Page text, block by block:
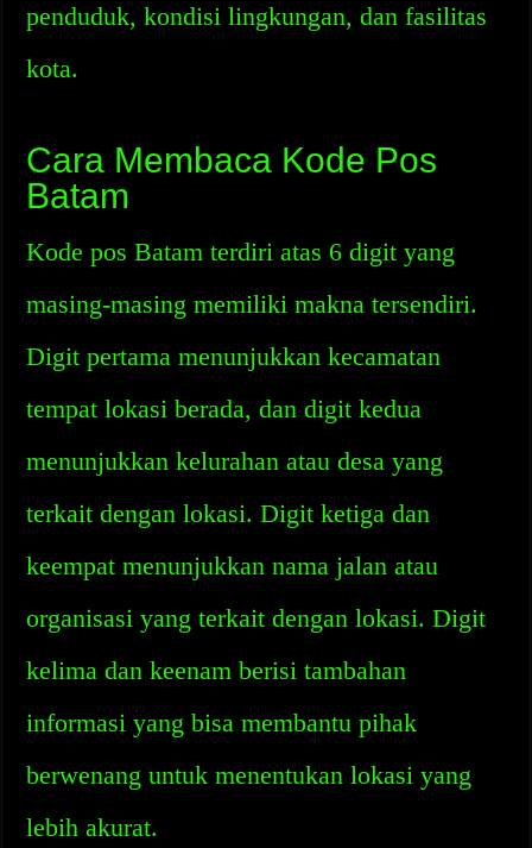
penduduk, kondisi lingkungan, dan fasilitas
kota.
Cara Membaca Kode Pos
Batam
Kode pos Batam terdiri atas 6 digit yang
masing-masing memiliki makna tersendiri.
Digit pertama menunjukkan kecamatan
tempat lokasi berada, dan digit kedua
menunjukkan kelurahan atau desa yang
terkait dengan lokasi. Digit ketiga dan
keempat menunjukkan nama jalan atau
organisasi yang terkait dengan lokasi. Digit
kelima dan keenam berisi tambahan
informasi yang bisa membantu pihak
berwenang untuk menentukan lokasi yang
lebih akurat.